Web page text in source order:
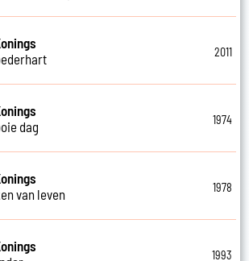
2011
dag
1974
van leven
1978
1993